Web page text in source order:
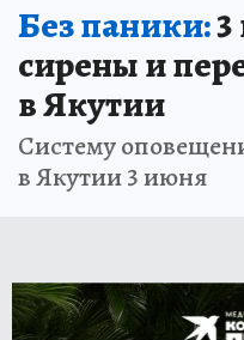
Без паники:
сирены и
в Якутии
Систему
в Якутии 3 июня